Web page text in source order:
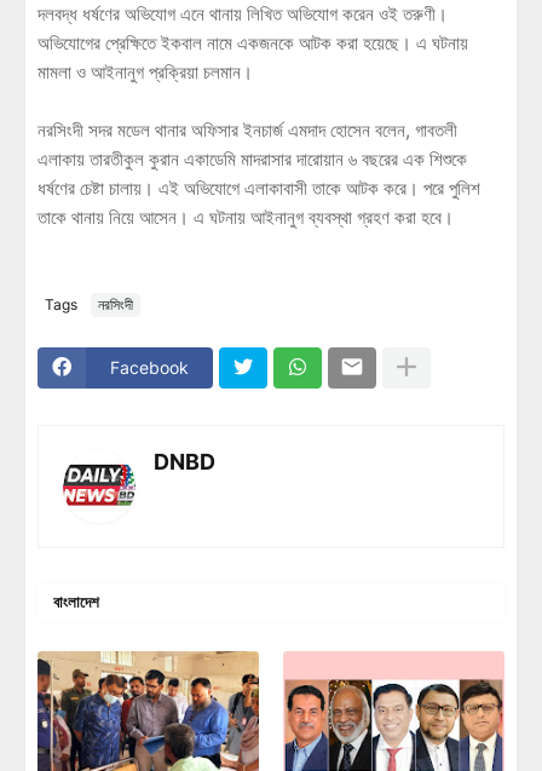
দলবদ্ধ ধর্ষণের অভিযোগ এনে থানায় লিখিত অভিযোগ করেন ওই তরুণী।
অভিযোগের প্রেক্ষিতে ইকবাল নামে একজনকে আটক করা হয়েছে। এ ঘটনায়
মামলা ও আইনানুগ প্রক্রিয়া চলমান।
নরসিংদী সদর মডেল থানার অফিসার ইনচার্জ এমদাদ হোসেন বলেন, গাবতলী
এলাকায় তারতীকুল কুরান একাডেমি মাদরাসার দারোয়ান ৬ বছরের এক শিশুকে
ধর্ষণের চেষ্টা চালায়। এই অভিযোগে এলাকাবাসী তাকে আটক করে। পরে পুলিশ
তাকে থানায় নিয়ে আসেন। এ ঘটনায় আইনানুগ ব্যবস্থা গ্রহণ করা হবে।
Tags নরসিংদী
Facebook
DNBD
বাংলাদেশ